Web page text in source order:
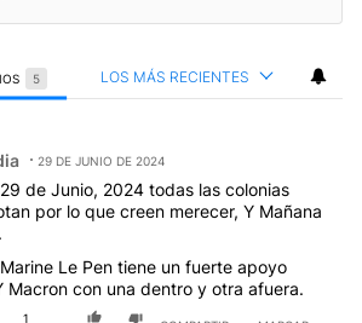
5 LOS MÁS RECIENTES
DiCandia.
29 DE JUNIO DE 2024
de Junio, 2024 todas las colonias
por lo que creen merecer, Y Mañana
Le Pen tiene un fuerte apoyo
Macron con una dentro y otra afuera.
1